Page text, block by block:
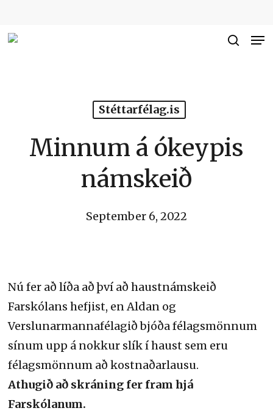
Stéttarfélag.is
Minnum á ókeypis
námskeið
September 6, 2022
Nú fer að líða að því að haustnámskeið
Farskólans hefjist, en Aldan og
Verslunarmannafélagið bjóða félagsmönnum
sínum upp á nokkur slík í haust sem eru
félagsmönnum að kostnaðarlausu.
Athugið að skráning fer fram hjá
Farskólanum.
Close